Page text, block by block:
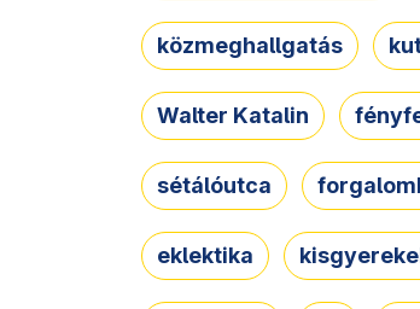
közmeghallgatás
Walter Katalin
sétálóutca
eklektika